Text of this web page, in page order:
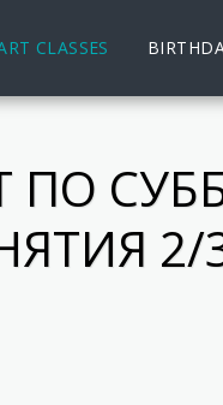
CLASSES
ПО
2/